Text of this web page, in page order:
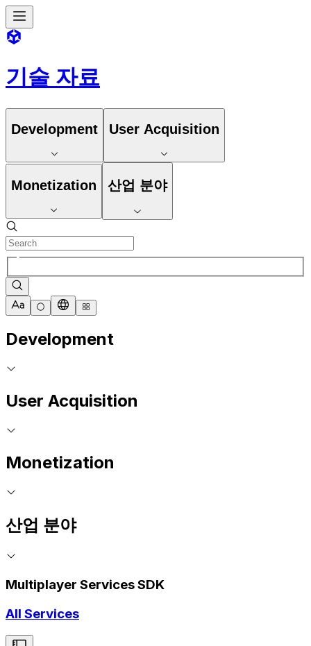
기술 자료
Development User Acquisition
Monetization 산업 분야
Development
User Acquisition
Monetization
산업 분야
Multiplayer Services SDK
All Services